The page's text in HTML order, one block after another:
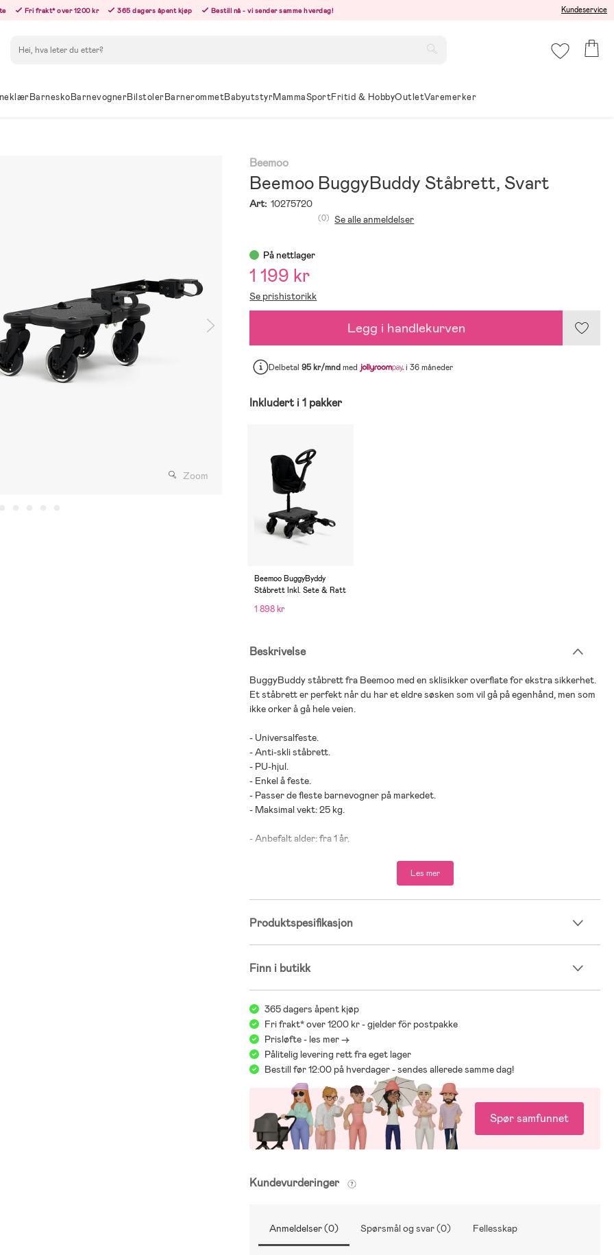
Fri frakt* over 1200 kr 365 dagers åpent kjøp Bestill nå - vi sender samme hverdag! Kundeservice
BarneskoBarnevognerBilstolerBarnerommetBabyutstyrMammaSportFritid & HobbyOutletVaremerker
Zoom
Beemoo
Beemoo BuggyBuddy Ståbrett, Svart
Art: 10275720
(0) Se alle anmeldelser
På nettlager
1 199 kr
Se prishistorikk
Legg i handlekurven
Delbetal95 kr/mnd med i 36 måneder
Inkludert i 1 pakker
Beemoo BuggyByddy
Ståbrett Inkl. Sete & Ratt
1 898 kr
Beskrivelse
BuggyBuddy ståbrett fra Beemoo med en sklisikker overflate for ekstra sikkerhet.
Et ståbrett er perfekt når du har et eldre søsken som vil gå på egenhånd, men som
ikke orker å gå hele veien.
- Universalfeste.
- Anti-skli ståbrett.
- PU-hjul.
- Enkel å feste.
- Passer de fleste barnevogner på markedet.
- Maksimal vekt: 25 kg.
- Anbefalt alder: fra 1 år.
Les mer
Produktspesifikasjon
Finn i butikk
365 dagers åpent kjøp
Fri frakt* over 1200 kr - gjelder för postpakke
Prisløfte - les mer ->
Pålitelig levering rett fra eget lager
Bestill før 12:00 på hverdager - sendes allerede samme dag!
Spør samfunnet
Kundevurderinger
Anmeldelser (0) Spørsmål og svar (0) Fellesskap